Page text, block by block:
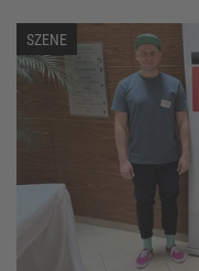
SZENE